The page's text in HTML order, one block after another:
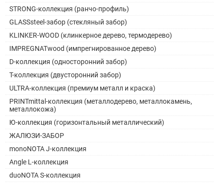
STRONG-коллекция (ранчо-профиль)
GLASSsteel-забор (стекляный забор)
KLINKER-WOOD (клинкерное дерево, термодерево)
IMPREGNATwood (импрегнированное дерево)
D-коллекция (односторонний забор)
Т-коллекция (двусторонний забор)
ULTRA-коллекция (премиум металл и краска)
PRINTmittal-коллекция (металлодерево, металлокамень,
металлокожа)
Ю-коллекция (горизонтальный металлический)
ЖАЛЮЗИ-ЗАБОР
monoNOTA J-коллекция
Angle L-коллекция
duoNOTA S-коллекция